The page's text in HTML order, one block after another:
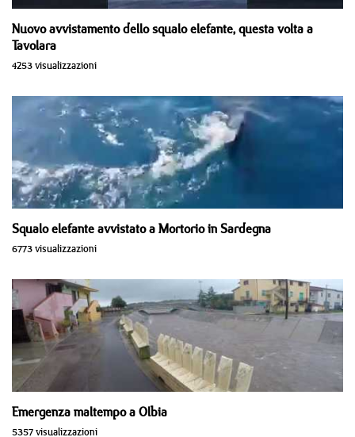
Nuovo avvistamento dello squalo elefante, questa volta a
Tavolara
4253 visualizzazioni
Squalo elefante avvistato a Mortorio in Sardegna
6773 visualizzazioni
Emergenza maltempo a Olbia
5357 visualizzazioni